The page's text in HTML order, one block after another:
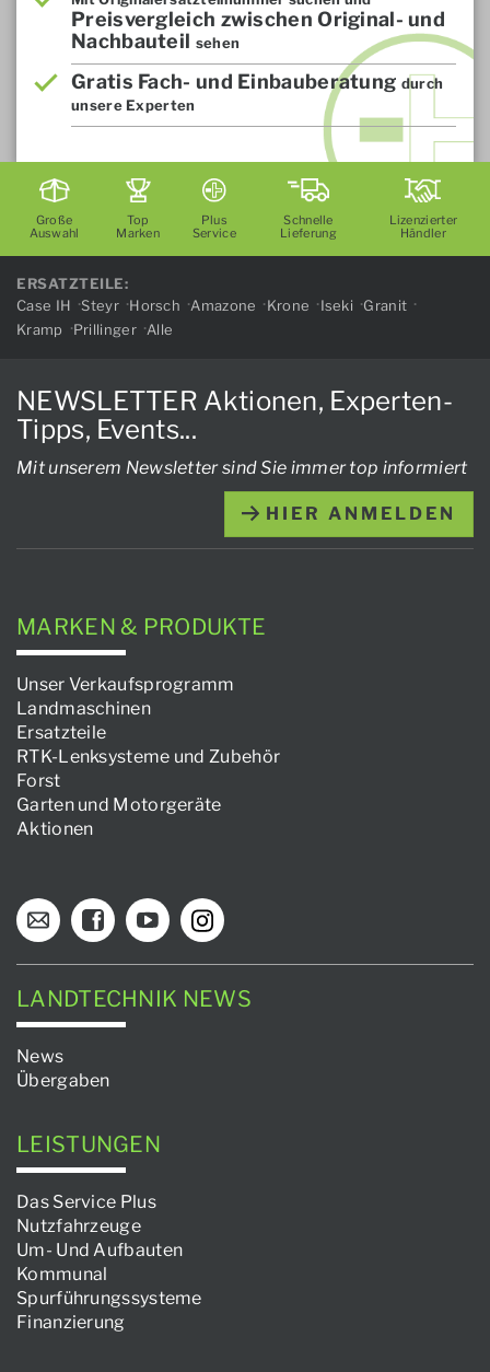
Preisvergleich zwischen Original- und
Nachbauteil sehen
Gratis Fach- und Einbauberatung durch
unsere Experten
Große
Auswahl
Top
Marken
Plus
Service
Schnelle
Lieferung
Lizenzierter
Händler
ERSATZTEILE:
Case IH
Steyr Horsch Amazone Krone Iseki
Granit
Kramp
Prillinger Alle
NEWSLETTER Aktionen, Experten-
Tipps, Events...
Mit unserem Newsletter sind Sie immer top informiert
HIER ANMELDEN
MARKEN & PRODUKTE
Unser Verkaufsprogramm
Landmaschinen
Ersatzteile
RTK-Lenksysteme und Zubehör
Forst
Garten und Motorgeräte
Aktionen
LANDTECHNIK NEWS
News
Übergaben
LEISTUNGEN
Das Service Plus
Nutzfahrzeuge
Um- Und Aufbauten
Kommunal
Spurführungssysteme
Finanzierung